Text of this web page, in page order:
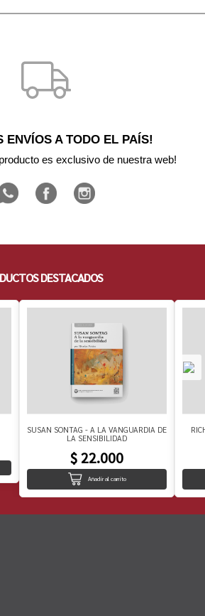
ENVÍOS A TODO EL PAÍS!
es exclusivo de nuestra web!
DESTACADOS
SUSAN SONTAG - A LA VANGUARDIA DE
LA SENSIBILIDAD
$ 22.000
Añadir al carrito